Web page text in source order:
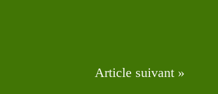
Article suivant »